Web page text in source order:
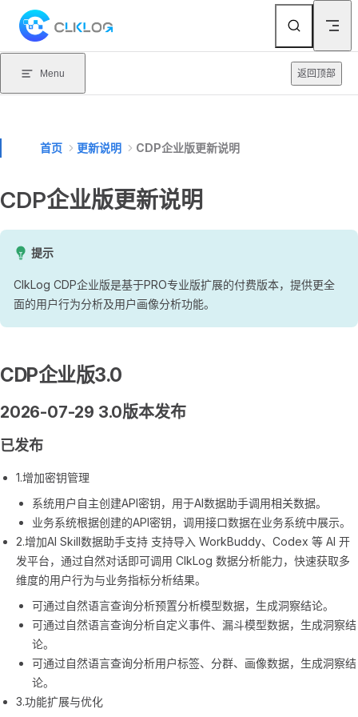
Skip to content
Menu 返回顶部
首页 更新说明 CDP企业版更新说明
CDP企业版更新说明
提示
ClkLog CDP企业版是基于PRO专业版扩展的付费版本，提供更全
面的用户行为分析及用户画像分析功能。
CDP企业版3.0
2026-07-29 3.0版本发布
已发布
1.增加密钥管理
系统用户自主创建API密钥，用于AI数据助手调用相关数据。
业务系统根据创建的API密钥，调用接口数据在业务系统中展示。
2.增加AI Skill数据助手支持 支持导入 WorkBuddy、Codex 等 AI 开
发平台，通过自然对话即可调用 ClkLog 数据分析能力，快速获取多
维度的用户行为与业务指标分析结果。
可通过自然语言查询分析预置分析模型数据，生成洞察结论。
可通过自然语言查询分析自定义事件、漏斗模型数据，生成洞察结
论。
可通过自然语言查询分析用户标签、分群、画像数据，生成洞察结
论。
3.功能扩展与优化